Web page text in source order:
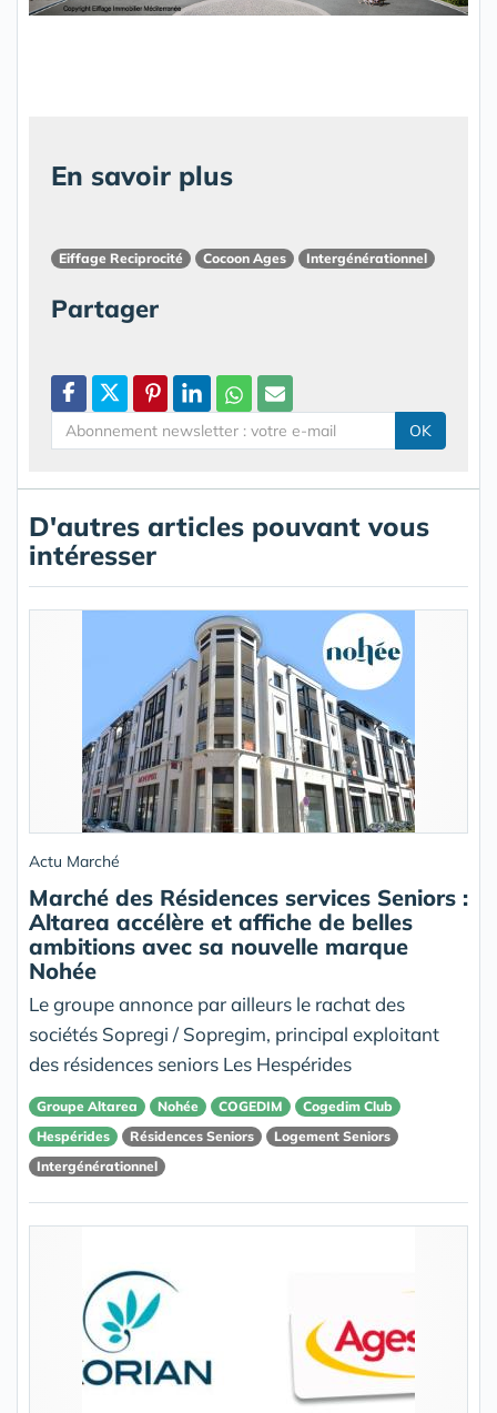
En savoir plus
Eiffage Reciprocité Cocoon Ages Intergénérationnel
Partager
OK
D'autres articles pouvant vous
intéresser
Actu Marché
Marché des Résidences services Seniors :
Altarea accélère et affiche de belles
ambitions avec sa nouvelle marque
Nohée
Le groupe annonce par ailleurs le rachat des
sociétés Sopregi / Sopregim, principal exploitant
des résidences seniors Les Hespérides
Groupe Altarea Nohée COGEDIM
Cogedim Club
Hespérides
Résidences Seniors
Logement Seniors
Intergénérationnel